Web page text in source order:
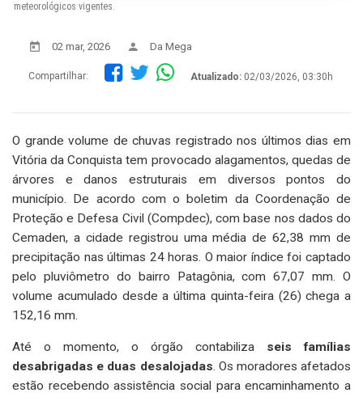
meteorológicos vigentes.
02 mar, 2026 Da Mega
Compartilhar: Atualizado: 02/03/2026, 03:30h
O grande volume de chuvas registrado nos últimos dias em
Vitória da Conquista tem provocado alagamentos, quedas de
árvores e danos estruturais em diversos pontos do
município. De acordo com o boletim da Coordenação de
Proteção e Defesa Civil (Compdec), com base nos dados do
Cemaden, a cidade registrou uma média de 62,38 mm de
precipitação nas últimas 24 horas. O maior índice foi captado
pelo pluviômetro do bairro Patagônia, com 67,07 mm. O
volume acumulado desde a última quinta-feira (26) chega a
152,16 mm.
Até o momento, o órgão contabiliza seis famílias
desabrigadas e duas desalojadas. Os moradores afetados
estão recebendo assistência social para encaminhamento a